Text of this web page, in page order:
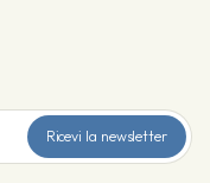
Ricevi la newsletter